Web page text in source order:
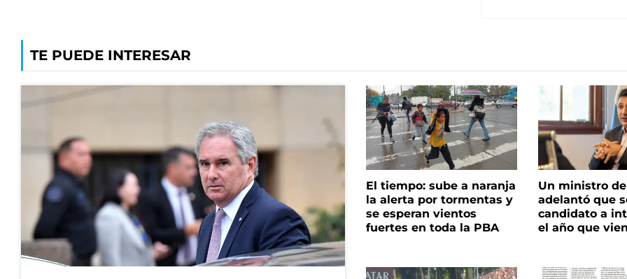
TE PUEDE INTERESAR
El tiempo: sube a naranja
la alerta por tormentas y
se esperan vientos
fuertes en toda la PBA
Un ministro
adelantó que
candidato a
el año que